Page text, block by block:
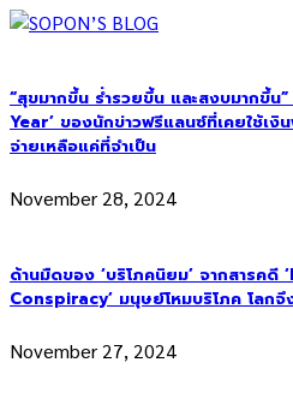
“สุขมากขึ้น ร่ำรวยขึ้น และสงบมากขึ้น
Year’ ของนักข่าวฟรีแลนซ์ที่เคยใช้เ
จ่ายเหลือแค่ที่จำเป็น
November 28, 2024
ด้านมืดของ ‘บริโภคนิยม’ จากสารค
Conspiracy’ มนุษย์โหมบริโภค โลกจึ
November 27, 2024